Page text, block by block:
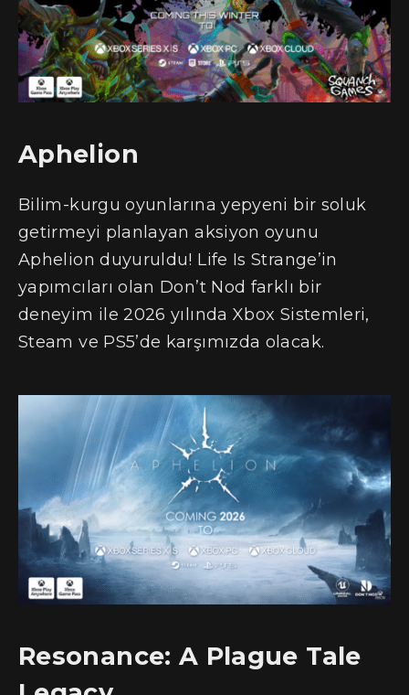
Aphelion
Bilim-kurgu oyunlarına yepyeni bir soluk
getirmeyi planlayan aksiyon oyunu
Aphelion duyuruldu! Life Is Strange’in
yapımcıları olan Don’t Nod farklı bir
deneyim ile 2026 yılında Xbox Sistemleri,
Steam ve PS5’de karşımızda olacak.
Resonance: A Plague Tale